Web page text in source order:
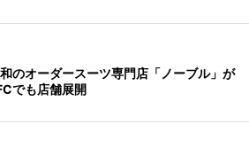
のオーダースーツ専門店「ノーブル」が
でも店舗展開